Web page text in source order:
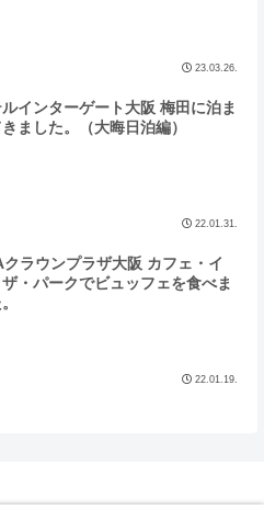
23.03.26.
インターゲート大阪 梅田に泊ま
ました。（大晦日泊編）
22.01.31.
ラウンプラザ大阪 カフェ・イ
・パークでビュッフェを食べま
22.01.19.